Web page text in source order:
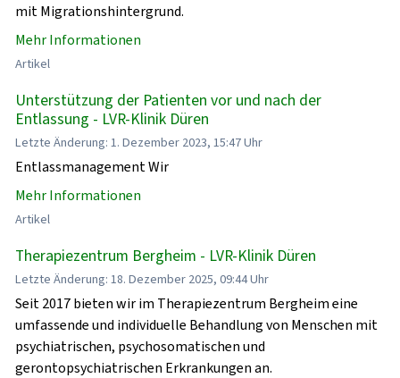
mit Migrationshintergrund.
Mehr Informationen
Artikel
Unterstützung der Patienten vor und nach der
Entlassung - LVR-Klinik Düren
Letzte Änderung: 1. Dezember 2023, 15:47 Uhr
Entlassmanagement Wir
Mehr Informationen
Artikel
Therapiezentrum Bergheim - LVR-Klinik Düren
Letzte Änderung: 18. Dezember 2025, 09:44 Uhr
Seit 2017 bieten wir im Therapiezentrum Bergheim eine
umfassende und individuelle Behandlung von Menschen mit
psychiatrischen, psychosomatischen und
gerontopsychiatrischen Erkrankungen an.